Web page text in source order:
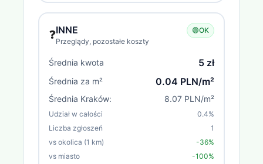
❓INNE
Przeglądy, pozostałe koszty
🟢OK
Średnia kwota 5 zł
Średnia za m² 0.04 PLN/m²
Średnia Kraków: 8.07 PLN/m²
Udział w całości 0.4%
Liczba zgłoszeń
1
vs okolica (1 km)
-36%
vs miasto
-100%